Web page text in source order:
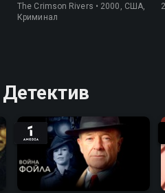
The Crimson Rivers • 2000, США,
Криминал